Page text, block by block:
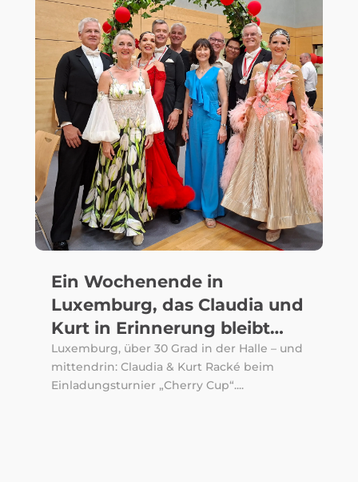
Ein Wochenende in
Luxemburg, das Claudia und
Kurt in Erinnerung bleibt…
Luxemburg, über 30 Grad in der Halle – und
mittendrin: Claudia & Kurt Racké beim
Einladungsturnier „Cherry Cup“....